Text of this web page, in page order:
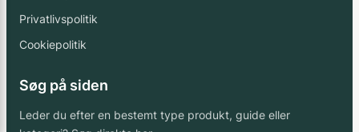
Privatlivspolitik
Cookiepolitik
Søg på siden
Leder du efter en bestemt type produkt, guide eller